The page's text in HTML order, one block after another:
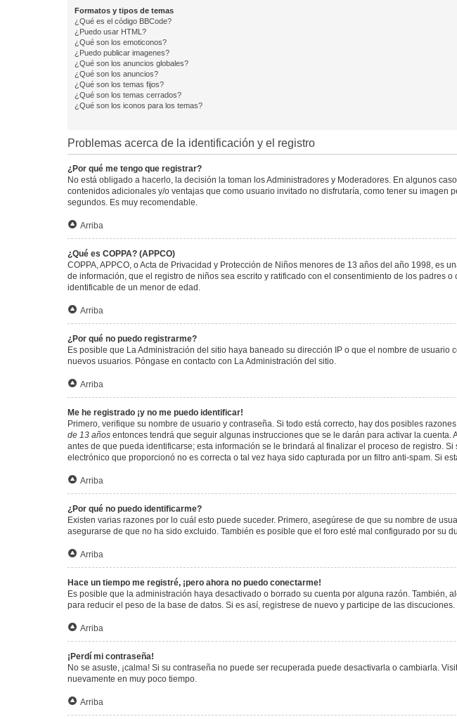
Formatos y tipos de temas
¿Qué es el código BBCode?
¿Puedo usar HTML?
¿Qué son los emoticonos?
¿Puedo publicar imagenes?
¿Qué son los anuncios globales?
¿Qué son los anuncios?
¿Qué son los temas fijos?
¿Qué son los temas cerrados?
¿Qué son los iconos para los temas?
Problemas acerca de la identificación y el registro
¿Por qué me tengo que registrar?
No está obligado a hacerlo, la decisión la toman los Administradores y Moderadores. En algunos
contenidos adicionales y/o ventajas que como usuario invitado no disfrutaría, como tener su
segundos. Es muy recomendable.
Arriba
¿Qué es COPPA? (APPCO)
COPPA, APPCO, o Acta de Privacidad y Protección de Niños menores de 13 años del año 1998,
de información, que el registro de niños sea escrito y ratificado con el consentimiento de los padres
identificable de un menor de edad.
Arriba
¿Por qué no puedo registrarme?
Es posible que La Administración del sitio haya baneado su dirección IP o que el nombre de
nuevos usuarios. Póngase en contacto con La Administración del sitio.
Arriba
Me he registrado ¡y no me puedo identificar!
Primero, verifique su nombre de usuario y contraseña. Si todo está correcto, hay dos posibles
de 13 años entonces tendrá que seguir algunas instrucciones que se le darán para activar la
antes de que pueda identificarse; esta información se le brindará al finalizar el proceso de registro.
electrónico que proporcionó no es correcta o tal vez haya sido capturada por un filtro anti-spam. Si
Arriba
¿Por qué no puedo identificarme?
Existen varias razones por lo cuál esto puede suceder. Primero, asegúrese de que su nombre de
asegurarse de que no ha sido excluido. También es posible que el foro esté mal configurado por su
Arriba
Hace un tiempo me registré, ¡pero ahora no puedo conectarme!
Es posible que la administración haya desactivado o borrado su cuenta por alguna razón.
para reducir el peso de la base de datos. Si es así, registrese de nuevo y participe de las discuciones.
Arriba
¡Perdí mi contraseña!
No se asuste, ¡calma! Si su contraseña no puede ser recuperada puede desactivarla o cambiarla.
nuevamente en muy poco tiempo.
Arriba